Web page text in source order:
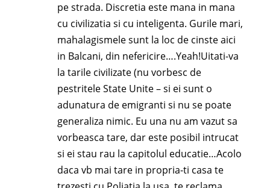
pe strada. Discretia este mana in mana
cu civilizatia si cu inteligenta. Gurile mari,
mahalagismele sunt la loc de cinste aici
in Balcani, din nefericire….Yeah!Uitati-va
la tarile civilizate (nu vorbesc de
pestritele State Unite – si ei sunt o
adunatura de emigranti si nu se poate
generaliza nimic. Eu una nu am vazut sa
vorbeasca tare, dar este posibil intrucat
si ei stau rau la capitolul educatie…Acolo
daca vb mai tare in propria-ti casa te